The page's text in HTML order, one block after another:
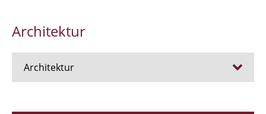
Architektur
Architektur